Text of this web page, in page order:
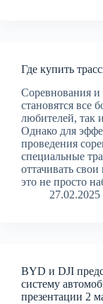
Где купить
Соревнования и
становятся все
любителей, так
Однако для
проведения
специальные
оттачивать
это не просто
27.02.2025
BYD и DJI
систему
презентации 2